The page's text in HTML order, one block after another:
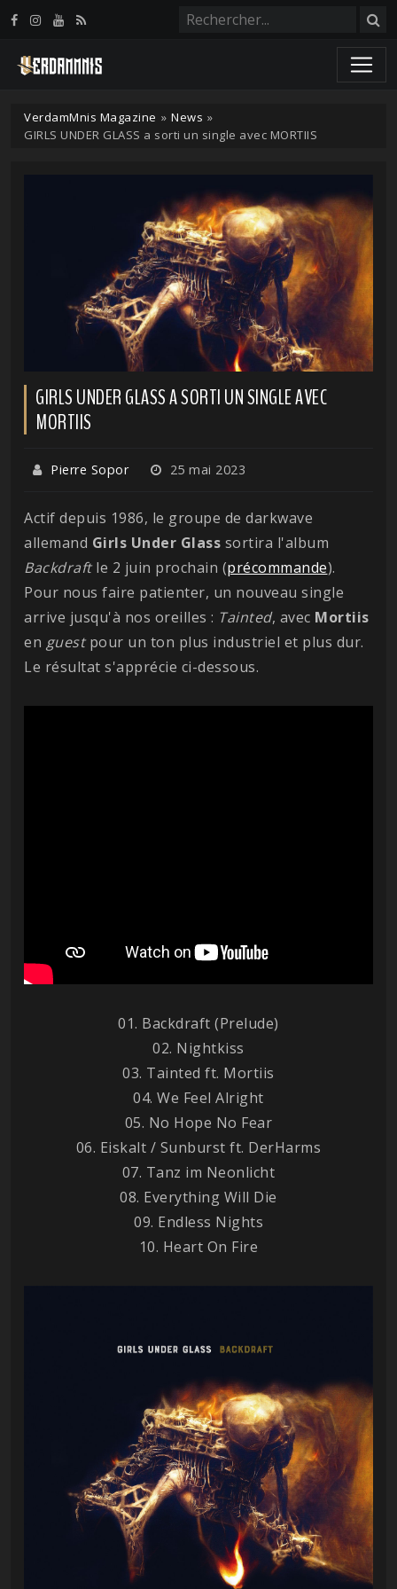
VerdamMnis Magazine » News »
GIRLS UNDER GLASS a sorti un single avec MORTIIS
GIRLS UNDER GLASS A SORTI UN SINGLE AVEC
MORTIIS
Pierre Sopor 25 mai 2023
Actif depuis 1986, le groupe de darkwave
allemand Girls Under Glass sortira l'album
Backdraftle 2 juin prochain (précommande).
Pour nous faire patienter, un nouveau single
arrive jusqu'à nos oreilles : Tainted, avec Mortiis
en guestpour un ton plus industriel et plus dur.
Le résultat s'apprécie ci-dessous.
01. Backdraft (Prelude)
02. Nightkiss
03. Tainted ft. Mortiis
04. We Feel Alright
05. No Hope No Fear
06. Eiskalt / Sunburst ft. DerHarms
07. Tanz im Neonlicht
08. Everything Will Die
09. Endless Nights
10. Heart On Fire
Panneau de gestion des cookies